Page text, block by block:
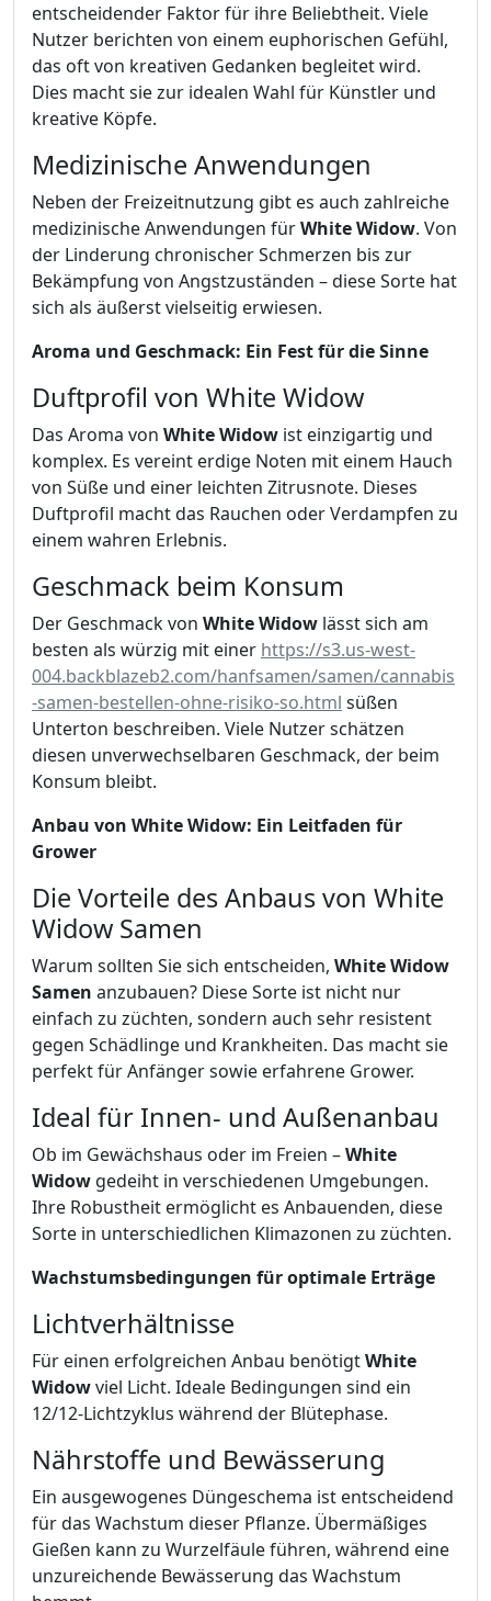
entscheidender Faktor für ihre Beliebtheit. Viele
Nutzer berichten von einem euphorischen Gefühl,
das oft von kreativen Gedanken begleitet wird.
Dies macht sie zur idealen Wahl für Künstler und
kreative Köpfe.
Medizinische Anwendungen
Neben der Freizeitnutzung gibt es auch zahlreiche
medizinische Anwendungen fürWhite Widow. Von
der Linderung chronischer Schmerzen bis zur
Bekämpfung von Angstzuständen – diese Sorte hat
sich als äußerst vielseitig erwiesen.
Aroma und Geschmack: Ein Fest für die Sinne
Duftprofil von White Widow
Das Aroma von White Widow ist einzigartig und
komplex. Es vereint erdige Noten mit einem Hauch
von Süße und einer leichten Zitrusnote. Dieses
Duftprofil macht das Rauchen oder Verdampfen zu
einem wahren Erlebnis.
Geschmack beim Konsum
Der Geschmack von White Widow lässt sich am
besten als würzig mit einer https://s3.us-west-
004.backblazeb2.com/hanfsamen/samen/cannabis
-samen-bestellen-ohne-risiko-so.html süßen
Unterton beschreiben. Viele Nutzer schätzen
diesen unverwechselbaren Geschmack, der beim
Konsum bleibt.
Anbau von White Widow: Ein Leitfaden für
Grower
Die Vorteile des Anbaus von White
Widow Samen
Warum sollten Sie sich entscheiden, White Widow
Samen anzubauen? Diese Sorte ist nicht nur
einfach zu züchten, sondern auch sehr resistent
gegen Schädlinge und Krankheiten. Das macht sie
perfekt für Anfänger sowie erfahrene Grower.
Ideal für Innen- und Außenanbau
Ob im Gewächshaus oder im Freien –White
Widow gedeiht in verschiedenen Umgebungen.
Ihre Robustheit ermöglicht es Anbauenden, diese
Sorte in unterschiedlichen Klimazonen zu züchten.
Wachstumsbedingungen für optimale Erträge
Lichtverhältnisse
Für einen erfolgreichen Anbau benötigtWhite
Widowviel Licht. Ideale Bedingungen sind ein
12/12-Lichtzyklus während der Blütephase.
Nährstoffe und Bewässerung
Ein ausgewogenes Düngeschema ist entscheidend
für das Wachstum dieser Pflanze. Übermäßiges
Gießen kann zu Wurzelfäule führen, während eine
unzureichende Bewässerung das Wachstum